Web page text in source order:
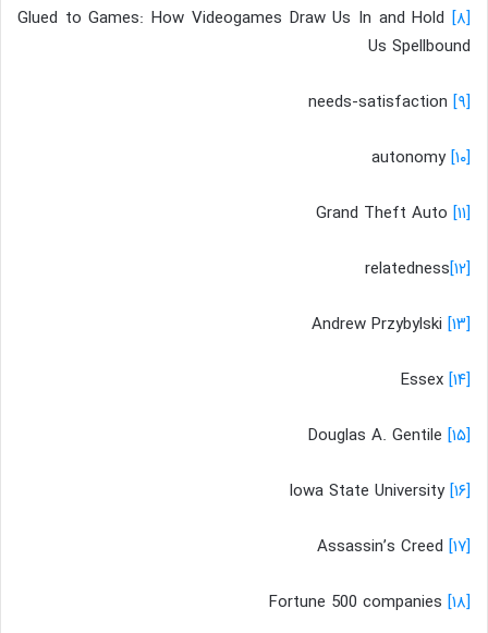
[۸]
Glued to Games: How Videogames Draw Us In and Hold
Us Spellbound
[۹]
[۱۰] autonomy
[۱۱]
[۱۲] relatedness
[۱۳]
[۱۴]
[۱۵]
[۱۶] Iowa State University
[۱۷]
[۱۸]